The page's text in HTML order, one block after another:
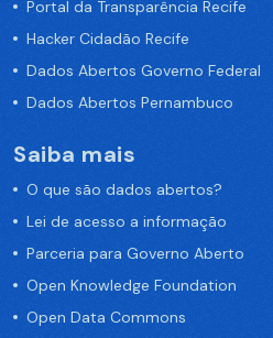
Portal da Transparência Recife
Hacker Cidadão Recife
Dados Abertos Governo Federal
Dados Abertos Pernambuco
Saiba mais
O que são dados abertos?
Lei de acesso a informação
Parceria para Governo Aberto
Open Knowledge Foundation
Open Data Commons